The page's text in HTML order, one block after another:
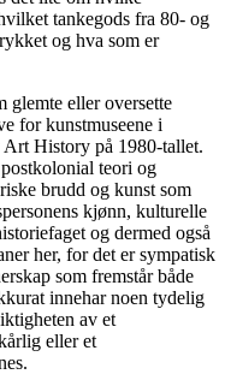
tankegods fra 80- og
og hva som er
glemte eller oversette
for kunstmuseene i
History på 1980-tallet.
teori og
brudd og kunst som
kjønn, kulturelle
og dermed også
her, for det er sympatisk
som fremstår både
innehar noen tydelig
av et
eller et